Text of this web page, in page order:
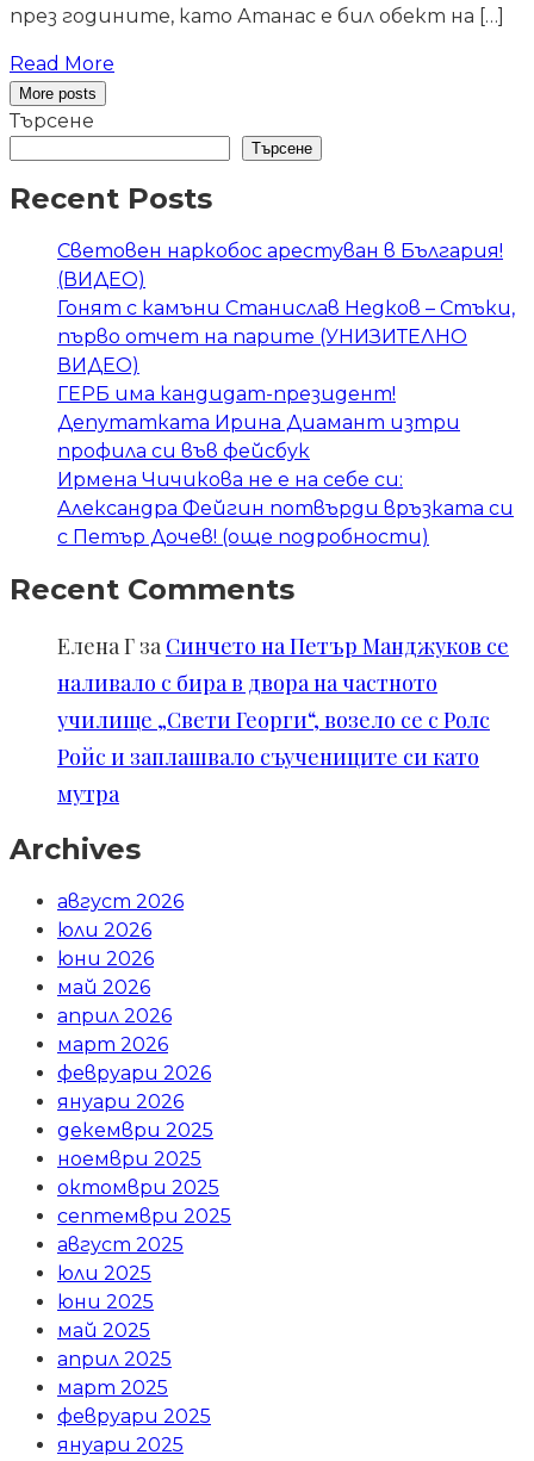
през годините, като Атанас е бил обект на […]
Read More
More posts
Търсене
Търсене
Recent Posts
Световен наркобос арестуван в България!
(ВИДЕО)
Гонят с камъни Станислав Недков – Стъки,
първо отчет на парите (УНИЗИТЕЛНО
ВИДЕО)
ГЕРБ има кандидат-президент!
Депутатката Ирина Диамант изтри
профила си във фейсбук
Ирмена Чичикова не е на себе си:
Александра Фейгин потвърди връзката си
с Петър Дочев! (още подробности)
Recent Comments
Елена Г за Синчето на Петър Манджуков се
наливало с бира в двора на частното
училище „Свети Георги“, возело се с Ролс
Ройс и заплашвало съучениците си като
мутра
Archives
август 2026
юли 2026
юни 2026
май 2026
април 2026
март 2026
февруари 2026
януари 2026
декември 2025
ноември 2025
октомври 2025
септември 2025
август 2025
юли 2025
юни 2025
май 2025
април 2025
март 2025
февруари 2025
януари 2025